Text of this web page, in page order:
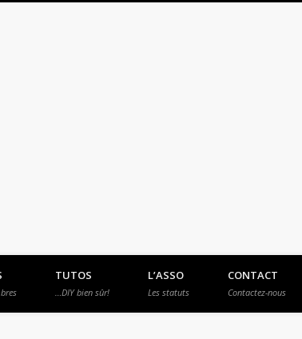
TUTOS
…DIY bien sûr!
L’ASSO
Les statuts
CONTACT
Contactez-nous